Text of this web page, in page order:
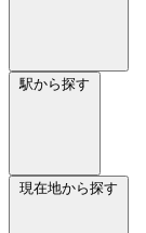
駅から探す
現在地から探す